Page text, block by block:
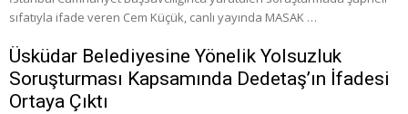
sıfatıyla ifade veren Cem Küçük, canlı yayında MASAK …
Üsküdar Belediyesine Yönelik Yolsuzluk
Soruşturması Kapsamında Dedetaş’ın İfadesi
Ortaya Çıktı